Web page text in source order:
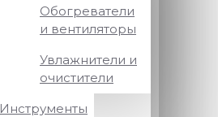
Обогреватели
и вентиляторы
Увлажнители и
очистители
Инструменты